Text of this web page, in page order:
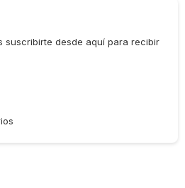
suscribirte desde aquí para recibir